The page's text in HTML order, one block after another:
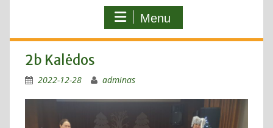
Menu
2b Kalėdos
2022-12-28 adminas